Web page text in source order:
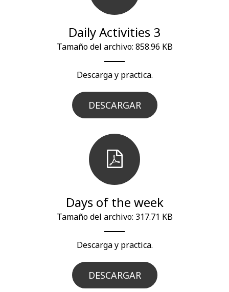
Daily Activities 3
Tamaño del archivo: 858.96 KB
Descarga y practica.
DESCARGAR
Days of the week
Tamaño del archivo: 317.71 KB
Descarga y practica.
DESCARGAR